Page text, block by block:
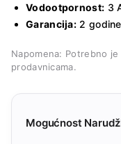
Vodootpornost: 3
Garancija: 2 godine
Napomena: Potrebno
prodavnicama.
Mogućnost